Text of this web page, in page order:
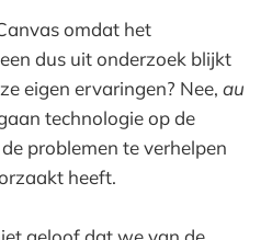
omdat het
dus uit onderzoek blijkt
eigen ervaringen? Nee, au
technologie op de
problemen te verhelpen
heeft.